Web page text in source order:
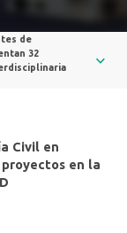
de
32
Civil en
en la